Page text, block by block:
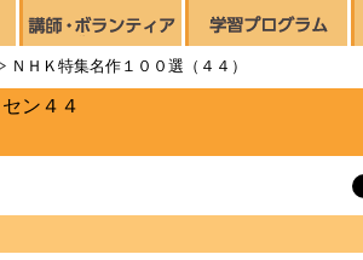
ＮＨＫ特集名作１００選（４４）
ン４４